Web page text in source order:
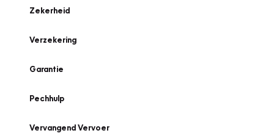
Zekerheid
Verzekering
Garantie
Pechhulp
Vervangend Vervoer